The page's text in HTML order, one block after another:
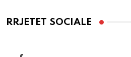
RRJETET SOCIALE